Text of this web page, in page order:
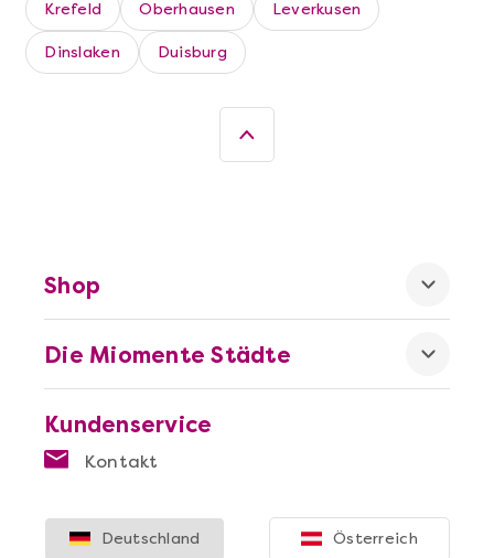
Die beste Pizza@Home
Krefeld Oberhausen Leverkusen
Dinslaken Duisburg
Kundenservice
Kontakt
Die Miomente Städte
Shop
Deutschland Österreich